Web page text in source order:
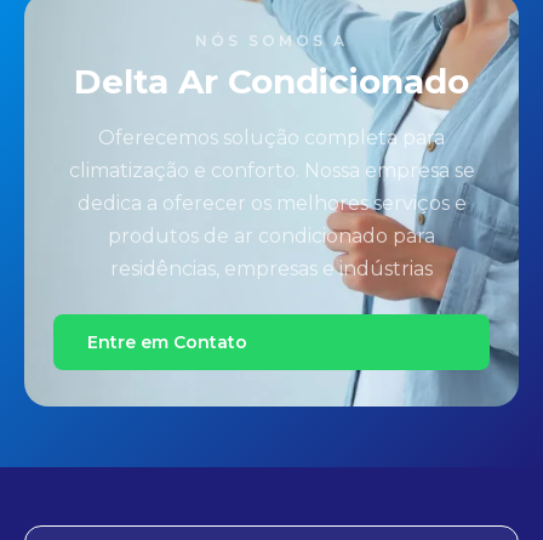
NÓS SOMOS A
Delta Ar Condicionado
Oferecemos solução completa para
climatização e conforto. Nossa empresa se
dedica a oferecer os melhores serviços e
produtos de ar condicionado para
residências, empresas e indústrias
Entre em Contato